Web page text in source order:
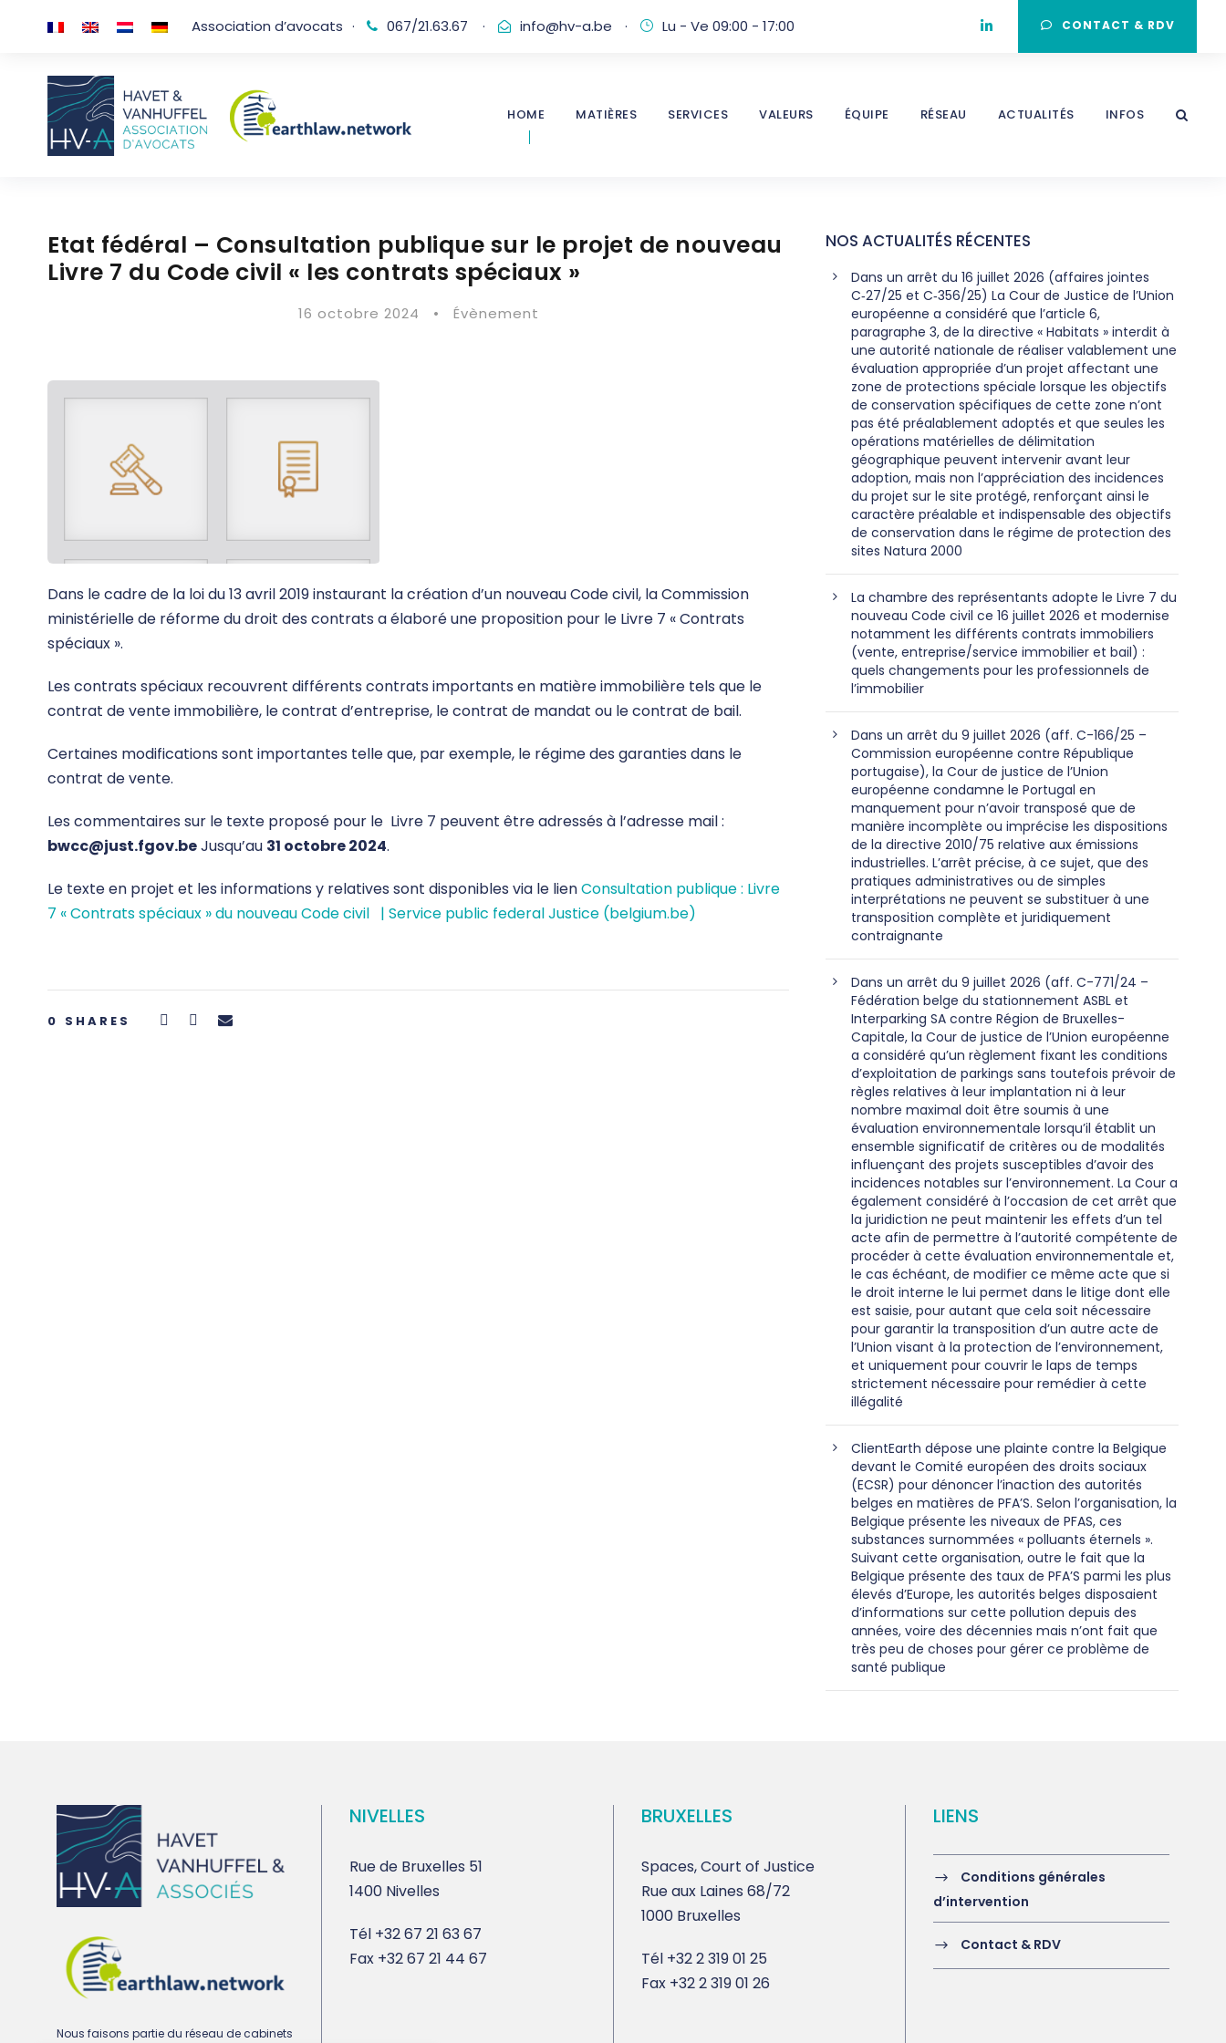
Association d’avocats · 067/21.63.67 · info@hv-a.be · Lu - Ve 09:00 - 17:00 CONTACT & RDV
HOME MATIÈRES SERVICES VALEURS ÉQUIPE RÉSEAU ACTUALITÉS INFOS
Etat fédéral – Consultation publique sur le projet de nouveau
Livre 7 du Code civil « les contrats spéciaux »
16 octobre 2024 • Évènement
Dans le cadre de la loi du 13 avril 2019 instaurant la création d’un nouveau Code civil, la Commission
ministérielle de réforme du droit des contrats a élaboré une proposition pour le Livre 7 « Contrats
spéciaux ».
Les contrats spéciaux recouvrent différents contrats importants en matière immobilière tels que le
contrat de vente immobilière, le contrat d’entreprise, le contrat de mandat ou le contrat de bail.
Certaines modifications sont importantes telle que, par exemple, le régime des garanties dans le
contrat de vente.
Les commentaires sur le texte proposé pour le Livre 7 peuvent être adressés à l’adresse mail :
bwcc@just.fgov.beJusqu’au 31 octobre 2024.
Le texte en projet et les informations y relatives sont disponibles via le lienConsultation publique : Livre
7 « Contrats spéciaux » du nouveau Code civil | Service public federal Justice (belgium.be)
0 SHARES
NOS ACTUALITÉS RÉCENTES
Dans un arrêt du 16 juillet 2026 (affaires jointes
C‑27/25 et C‑356/25) La Cour de Justice de l’Union
européenne a considéré que l’article 6,
paragraphe 3, de la directive « Habitats » interdit à
une autorité nationale de réaliser valablement une
évaluation appropriée d’un projet affectant une
zone de protections spéciale lorsque les objectifs
de conservation spécifiques de cette zone n’ont
pas été préalablement adoptés et que seules les
opérations matérielles de délimitation
géographique peuvent intervenir avant leur
adoption, mais non l’appréciation des incidences
du projet sur le site protégé, renforçant ainsi le
caractère préalable et indispensable des objectifs
de conservation dans le régime de protection des
sites Natura 2000
La chambre des représentants adopte le Livre 7 du
nouveau Code civil ce 16 juillet 2026 et modernise
notamment les différents contrats immobiliers
(vente, entreprise/service immobilier et bail) :
quels changements pour les professionnels de
l’immobilier
Dans un arrêt du 9 juillet 2026 (aff. C-166/25 –
Commission européenne contre République
portugaise), la Cour de justice de l’Union
européenne condamne le Portugal en
manquement pour n’avoir transposé que de
manière incomplète ou imprécise les dispositions
de la directive 2010/75 relative aux émissions
industrielles. L’arrêt précise, à ce sujet, que des
pratiques administratives ou de simples
interprétations ne peuvent se substituer à une
transposition complète et juridiquement
contraignante
Dans un arrêt du 9 juillet 2026 (aff. C-771/24 –
Fédération belge du stationnement ASBL et
Interparking SA contre Région de Bruxelles-
Capitale, la Cour de justice de l’Union européenne
a considéré qu’un règlement fixant les conditions
d’exploitation de parkings sans toutefois prévoir de
règles relatives à leur implantation ni à leur
nombre maximal doit être soumis à une
évaluation environnementale lorsqu’il établit un
ensemble significatif de critères ou de modalités
influençant des projets susceptibles d’avoir des
incidences notables sur l’environnement. La Cour a
également considéré à l’occasion de cet arrêt que
la juridiction ne peut maintenir les effets d’un tel
acte afin de permettre à l’autorité compétente de
procéder à cette évaluation environnementale et,
le cas échéant, de modifier ce même acte que si
le droit interne le lui permet dans le litige dont elle
est saisie, pour autant que cela soit nécessaire
pour garantir la transposition d’un autre acte de
l’Union visant à la protection de l’environnement,
et uniquement pour couvrir le laps de temps
strictement nécessaire pour remédier à cette
illégalité
ClientEarth dépose une plainte contre la Belgique
devant le Comité européen des droits sociaux
(ECSR) pour dénoncer l’inaction des autorités
belges en matières de PFA’S. Selon l’organisation, la
Belgique présente les niveaux de PFAS, ces
substances surnommées « polluants éternels ».
Suivant cette organisation, outre le fait que la
Belgique présente des taux de PFA’S parmi les plus
élevés d’Europe, les autorités belges disposaient
d’informations sur cette pollution depuis des
années, voire des décennies mais n’ont fait que
très peu de choses pour gérer ce problème de
santé publique
Nous faisons partie du réseau de cabinets
NIVELLES
Rue de Bruxelles 51
1400 Nivelles
Tél +32 67 21 63 67
Fax +32 67 21 44 67
BRUXELLES
Spaces, Court of Justice
Rue aux Laines 68/72
1000 Bruxelles
Tél +32 2 319 01 25
Fax +32 2 319 01 26
LIENS
Conditions générales
d’intervention
Contact & RDV